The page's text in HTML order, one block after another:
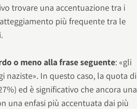
trovare una accentuazione tra i
più frequente tra le
o meno alla frase seguente: «gli
naziste». In questo caso, la quota di
ed è significativo che ancora una
una enfasi più accentuata dai più